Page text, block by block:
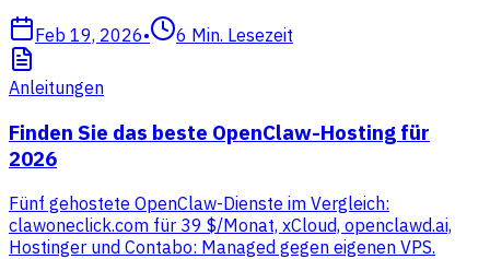
Feb 19, 2026• 6 Min. Lesezeit
Anleitungen
Finden Sie das beste OpenClaw-Hosting für
2026
Fünf gehostete OpenClaw-Dienste im Vergleich:
clawoneclick.com für 39 $/Monat, xCloud, openclawd.ai,
Hostinger und Contabo: Managed gegen eigenen VPS.